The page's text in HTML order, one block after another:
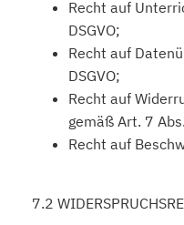
Recht auf
DSGVO;
Recht auf
DSGVO;
Recht auf
gemäß Art. 7
Recht auf
7.2